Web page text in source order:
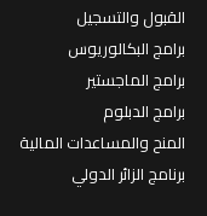
القبول والتسجيل
برامج البكالوريوس
برامج الماجستير
برامج الدبلوم
المنح والمساعدات المالية
برنامج الزائر الدولي